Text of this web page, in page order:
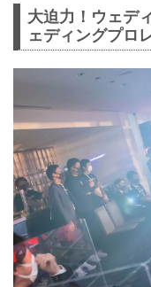
大迫力！ウェデ
ェディングプロ